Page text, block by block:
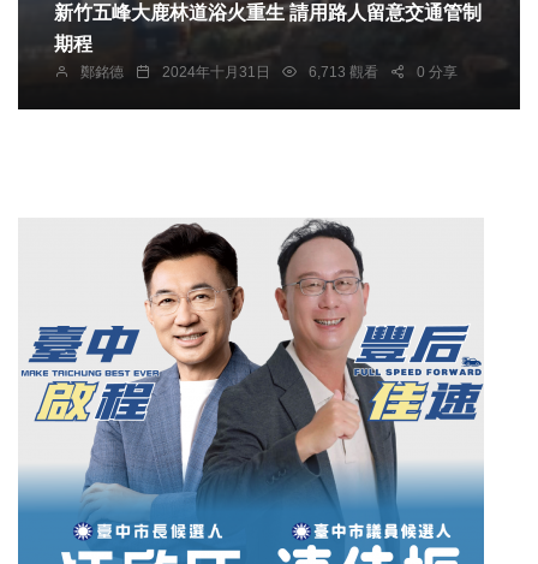
新竹五峰大鹿林道浴火重生 請用路人留意交通管制
期程
鄭銘德 2024年十月31日 6,713 觀看 0 分享